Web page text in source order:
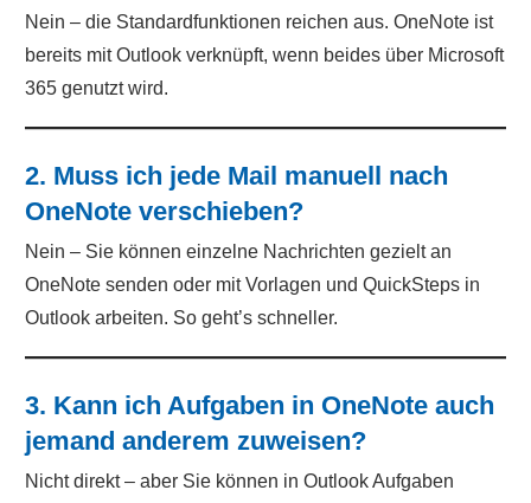
Nein – die Standardfunktionen reichen aus. OneNote ist
bereits mit Outlook verknüpft, wenn beides über Microsoft
365 genutzt wird.
2. Muss ich jede Mail manuell nach
OneNote verschieben?
Nein – Sie können einzelne Nachrichten gezielt an
OneNote senden oder mit Vorlagen und QuickSteps in
Outlook arbeiten. So geht’s schneller.
3. Kann ich Aufgaben in OneNote auch
jemand anderem zuweisen?
Nicht direkt – aber Sie können in Outlook Aufgaben